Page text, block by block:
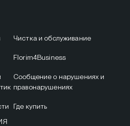
Чистка и обслуживание
Florim4Business
Сообщение о нарушениях и
правонарушениях
Где купить